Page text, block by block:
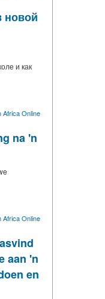
новой
и как
Africa Online
na 'n
Africa Online
aan 'n
en